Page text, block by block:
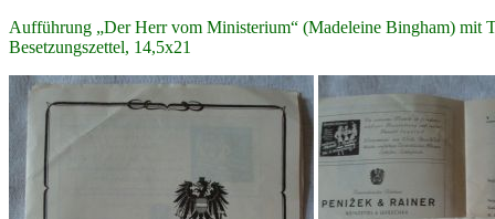
Aufführung „Der Herr vom Ministerium“ (Madeleine Bingham) mit
Besetzungszettel, 14,5x21